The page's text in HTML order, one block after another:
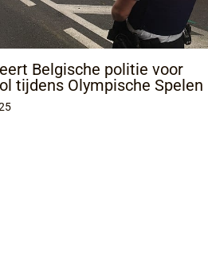
Belgische politie voor
tijdens Olympische Spelen